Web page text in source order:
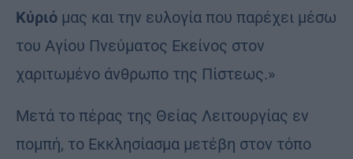
Κύριό μας και την ευλογία που παρέχει μέσω
του Αγίου Πνεύματος Εκείνος στον
χαριτωμένο άνθρωπο της Πίστεως.»
Μετά το πέρας της Θείας Λειτουργίας εν
πομπή, το Εκκλησίασμα μετέβη στον τόπο